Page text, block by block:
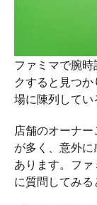
ファミマで腕
クすると見つ
場に陳列してい
店舗のオーナ
が多く、意外
あります。フ
に質問してみる